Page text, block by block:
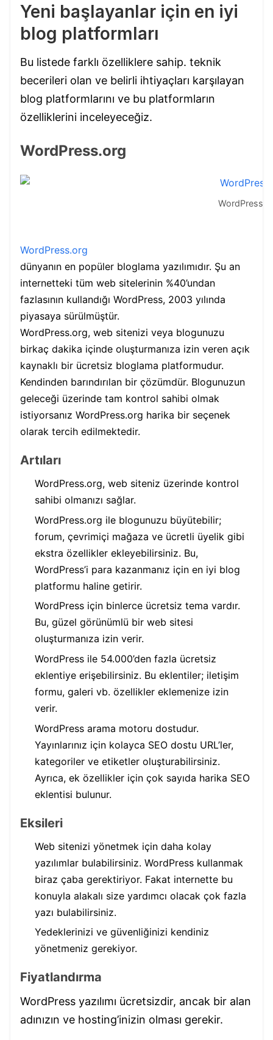
Yeni başlayanlar için en iyi
blog platformları
Bu listede farklı özelliklere sahip. teknik
becerileri olan ve belirli ihtiyaçları karşılayan
blog platformlarını ve bu platformların
özelliklerini inceleyeceğiz.
WordPress.org
WordPress.org
dünyanın en popüler bloglama yazılımıdır. Şu an
internetteki tüm web sitelerinin %40’undan
fazlasının kullandığı WordPress, 2003 yılında
piyasaya sürülmüştür.
WordPress.org, web sitenizi veya blogunuzu
birkaç dakika içinde oluşturmanıza izin veren açık
kaynaklı bir ücretsiz bloglama platformudur.
Kendinden barındırılan bir çözümdür. Blogunuzun
geleceği üzerinde tam kontrol sahibi olmak
istiyorsanız WordPress.org harika bir seçenek
olarak tercih edilmektedir.
Artıları
WordPress.org, web siteniz üzerinde kontrol
sahibi olmanızı sağlar.
WordPress.org ile blogunuzu büyütebilir;
forum, çevrimiçi mağaza ve ücretli üyelik gibi
ekstra özellikler ekleyebilirsiniz. Bu,
WordPress’i para kazanmanız için en iyi blog
platformu haline getirir.
WordPress için binlerce ücretsiz tema vardır.
Bu, güzel görünümlü bir web sitesi
oluşturmanıza izin verir.
WordPress ile 54.000’den fazla ücretsiz
eklentiye erişebilirsiniz. Bu eklentiler; iletişim
formu, galeri vb. özellikler eklemenize izin
verir.
WordPress arama motoru dostudur.
Yayınlarınız için kolayca SEO dostu URL’ler,
kategoriler ve etiketler oluşturabilirsiniz.
Ayrıca, ek özellikler için çok sayıda harika SEO
eklentisi bulunur.
Eksileri
Web sitenizi yönetmek için daha kolay
yazılımlar bulabilirsiniz. WordPress kullanmak
biraz çaba gerektiriyor. Fakat internette bu
konuyla alakalı size yardımcı olacak çok fazla
yazı bulabilirsiniz.
Yedeklerinizi ve güvenliğinizi kendiniz
yönetmeniz gerekiyor.
Fiyatlandırma
WordPress yazılımı ücretsizdir, ancak bir alan
adınızın ve hosting’inizin olması gerekir.